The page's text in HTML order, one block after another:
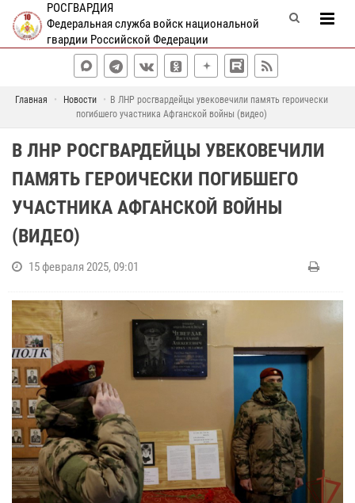
РОСГВАРДИЯ
Федеральная служба войск национальной
гвардии Российской Федерации
Главная Новости
В ЛНР росгвардейцы увековечили память героически
погибшего участника Афганской войны (видео)
В ЛНР РОСГВАРДЕЙЦЫ УВЕКОВЕЧИЛИ
ПАМЯТЬ ГЕРОИЧЕСКИ ПОГИБШЕГО
УЧАСТНИКА АФГАНСКОЙ ВОЙНЫ
(ВИДЕО)
15 февраля 2025, 09:01